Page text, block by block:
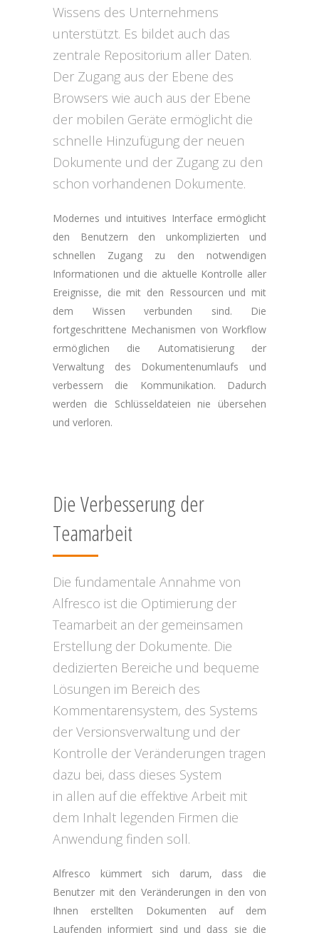
Wissens des Unternehmens
unterstützt. Es bildet auch das
zentrale Repositorium aller Daten.
Der Zugang aus der Ebene des
Browsers wie auch aus der Ebene
der mobilen Geräte ermöglicht die
schnelle Hinzufügung der neuen
Dokumente und der Zugang zu den
schon vorhandenen Dokumente.
Modernes und intuitives Interface ermöglicht
den Benutzern den unkomplizierten und
schnellen Zugang zu den notwendigen
Informationen und die aktuelle Kontrolle aller
Ereignisse, die mit den Ressourcen und mit
dem Wissen verbunden sind. Die
fortgeschrittene Mechanismen von Workflow
ermöglichen die Automatisierung der
Verwaltung des Dokumentenumlaufs und
verbessern die Kommunikation. Dadurch
werden die Schlüsseldateien nie übersehen
und verloren.
Die Verbesserung der
Teamarbeit
Die fundamentale Annahme von
Alfresco ist die Optimierung der
Teamarbeit an der gemeinsamen
Erstellung der Dokumente. Die
dedizierten Bereiche und bequeme
Lösungen im Bereich des
Kommentarensystem, des Systems
der Versionsverwaltung und der
Kontrolle der Veränderungen tragen
dazu bei, dass dieses System
in allen auf die effektive Arbeit mit
dem Inhalt legenden Firmen die
Anwendung finden soll.
Alfresco kümmert sich darum, dass die
Benutzer mit den Veränderungen in den von
Ihnen erstellten Dokumenten auf dem
Laufenden informiert sind und dass sie die